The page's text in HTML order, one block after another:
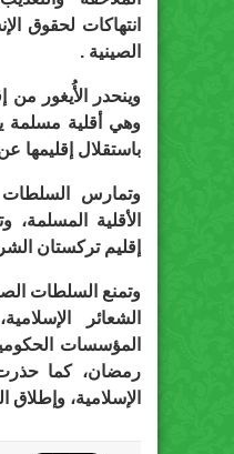
انتهاكات لحقوق
الصينية .
وينحدر الأُيغور من
وهي أقلية مسلمة
باستقلال إقليمها
وتمارس
الأقلية
إقليم تركستان
وتمنع السلطات
الشعائر
المؤسسات
رمضان، كما
الإسلامية، وإطلاق